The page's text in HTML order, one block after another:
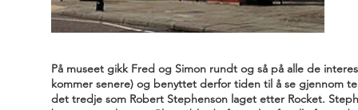
På museet gikk Fred og Simon rundt og så på alle de
kommer senere) og benyttet derfor tiden til å se gjennom
det tredje som Robert Stephenson laget etter Rocket.